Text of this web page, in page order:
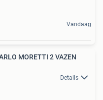
Vandaag
MORETTI 2 VAZEN
Details